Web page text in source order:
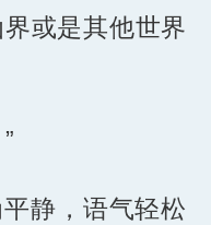
界或是其他世界
静，语气轻松